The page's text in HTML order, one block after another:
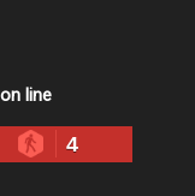
on line
4